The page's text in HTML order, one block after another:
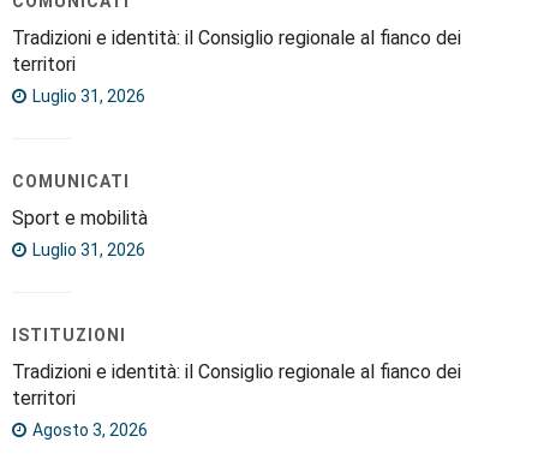
Tradizioni e identità: il Consiglio regionale al fianco dei
territori
Luglio 31, 2026
COMUNICATI
Sport e mobilità
Luglio 31, 2026
ISTITUZIONI
Tradizioni e identità: il Consiglio regionale al fianco dei
territori
Agosto 3, 2026